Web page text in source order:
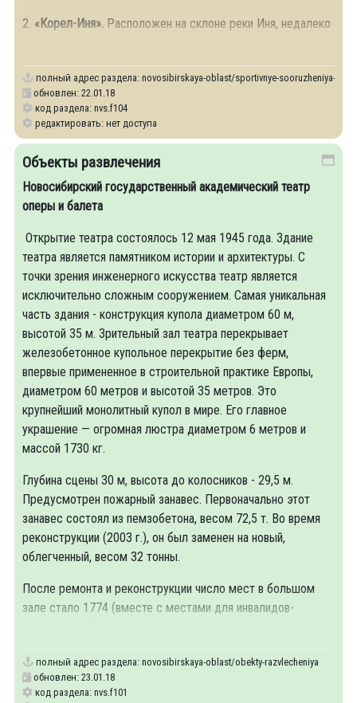
2. «Корел-Иня». Расположен на склоне реки Иня, недалеко
полный адрес раздела: novosibirskaya-oblast/sportivnye-sooruzheniya-v-
обновлен: 22.01.18
код раздела: nvs.f104
редактировать: нет доступа
Объекты развлечения
Новосибирский государственный академический театр
оперы и балета
Открытие театра состоялось 12 мая 1945 года. Здание
театра является памятником истории и архитектуры. С
точки зрения инженерного искусства театр является
исключительно сложным сооружением. Самая уникальная
часть здания - конструкция купола диаметром 60 м,
высотой 35 м. Зрительный зал театра перекрывает
железобетонное купольное перекрытие без ферм,
впервые примененное в строительной практике Европы,
диаметром 60 метров и высотой 35 метров. Это
крупнейший монолитный купол в мире. Его главное
украшение — огромная люстра диаметром 6 метров и
массой 1730 кг.
Глубина сцены 30 м, высота до колосников - 29,5 м.
Предусмотрен пожарный занавес. Первоначально этот
занавес состоял из пемзобетона, весом 72,5 т. Во время
реконструкции (2003 г.), он был заменен на новый,
облегченный, весом 32 тонны.
После ремонта и реконструкции число мест в большом
зале стало 1774 (вместе с местами для инвалидов-
полный адрес раздела: novosibirskaya-oblast/obekty-razvlecheniya
обновлен: 23.01.18
код раздела: nvs.f101